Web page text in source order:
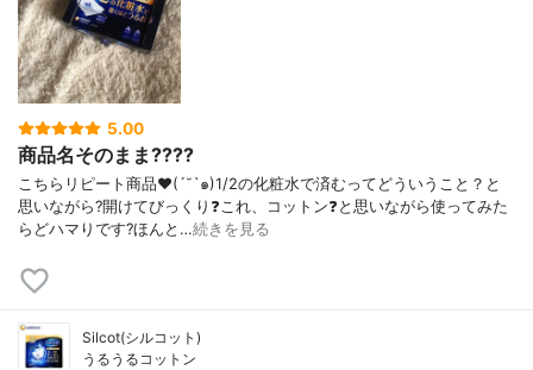
5.00
商品名そのまま????
こちらリピート商品♥(´˘`๑)1/2の化粧水で済むってどういうこと？と
思いながら?開けてびっくり❓これ、コットン❓と思いながら使ってみた
らどハマりです?ほんと…続きを見る
Silcot(シルコット)
うるうるコットン